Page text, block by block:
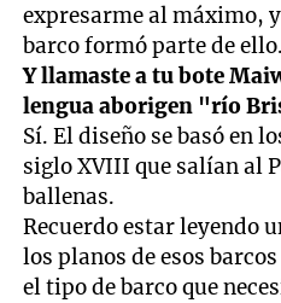
expresarme al máximo,
barco formó parte de ello.
Y llamaste a tu bote
lengua aborigen "río
Sí. El diseño se basó en
siglo XVIII que salían al
ballenas.
Recuerdo estar leyendo
los planos de esos
el tipo de barco que